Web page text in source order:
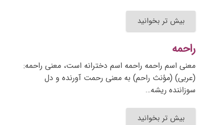
بیش تر بخوانید
راحمه
معنی اسم راحمه راحمه اسم دخترانه است، معنی راحمه:
(عربی) (مؤنث راحم) به معنی رحمت آورنده و دل
سوزاننده ریشه…
بیش تر بخوانید